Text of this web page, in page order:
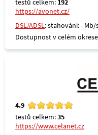
testů celkem: 192
https://avonet.cz/
DSL/ADSL: stahování: -
Dostupnost v celém
4.9
testů celkem:35
https://www.celanet.cz